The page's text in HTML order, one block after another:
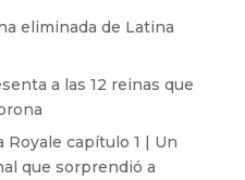
eliminada de Latina
a las 12 reinas que
Royale capítulo 1 | Un
que sorprendió a